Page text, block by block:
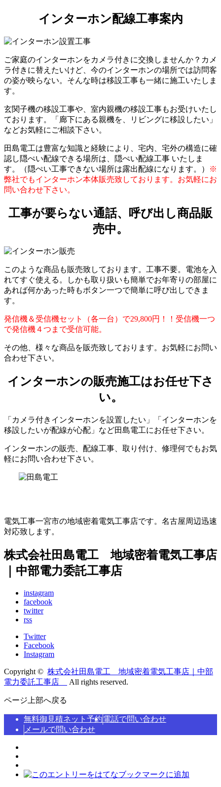
インターホン配線工事案内
ご家庭のインターホンをカメラ付きに交換しませんか？カメ
ラ付きに替えたいけど、今のインターホンの場所では訪問客
の姿が映らない。そんな時は移設工事も一緒に施工いたしま
す。
玄関子機の移設工事や、室内親機の移設工事もお受けいたし
ております。「廊下にある親機を、リビングに移設したい」
などお気軽にご相談下さい。
田島電工は豊富な知識と経験により、宅内、宅外の構造に確
認し隠ぺい配線できる場所は、隠ぺい配線工事 いたしま
す。（隠ぺい工事できない場所は露出配線になります。）
※
弊社でもインターホン本体販売致しております。お気軽にお
問い合わせ下さい。
工事が要らない通話、呼び出し商品販
売中。
このような商品も販売致しております。工事不要。電池を入
れてすぐ使える。しかも取り扱いも簡単でお年寄りの部屋に
あれば何かあった時もボタン一つで簡単に呼び出しできま
す。
発信機＆受信機セット（各一台）で29,800円！！ 受信機一つ
で発信機４つまで受信可能。
その他、様々な商品を販売致しております。お気軽にお問い
合わせ下さい。
インターホンの販売施工はお任せ下さ
い。
「カメラ付きインターホンを設置したい」「インターホンを
移設したいが配線が心配」など田島電工にお任せ下さい。
インターホンの販売、配線工事、取り付け、修理何でもお気
軽にお問い合わせ下さい。
電気工事一宮市の地域密着電気工事店です。名古屋周辺迅速
対応致します。
株式会社田島電工 地域密着電気工事店
｜中部電力委託工事店
instagram
facebook
twitter
rss
Twitter
Facebook
Instagram
Copyright © 株式会社田島電工 地域密着電気工事店｜中部
電力委託工事店
All rights reserved.
ページ上部へ戻る
無料御見積ネット予約電話で問い合わせ
メールで問い合わせ